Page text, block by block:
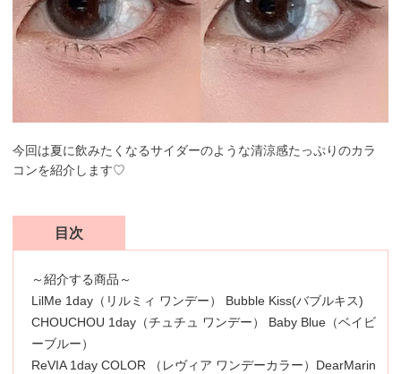
今回は夏に飲みたくなるサイダーのような清涼感たっぷりのカラ
コンを紹介します♡
目次
～紹介する商品～
LilMe 1day（リルミィ ワンデー） Bubble Kiss(バブルキス)
CHOUCHOU 1day（チュチュ ワンデー） Baby Blue（ベイビ
ーブルー）
ReVIA 1day COLOR （レヴィア ワンデーカラー）DearMarin